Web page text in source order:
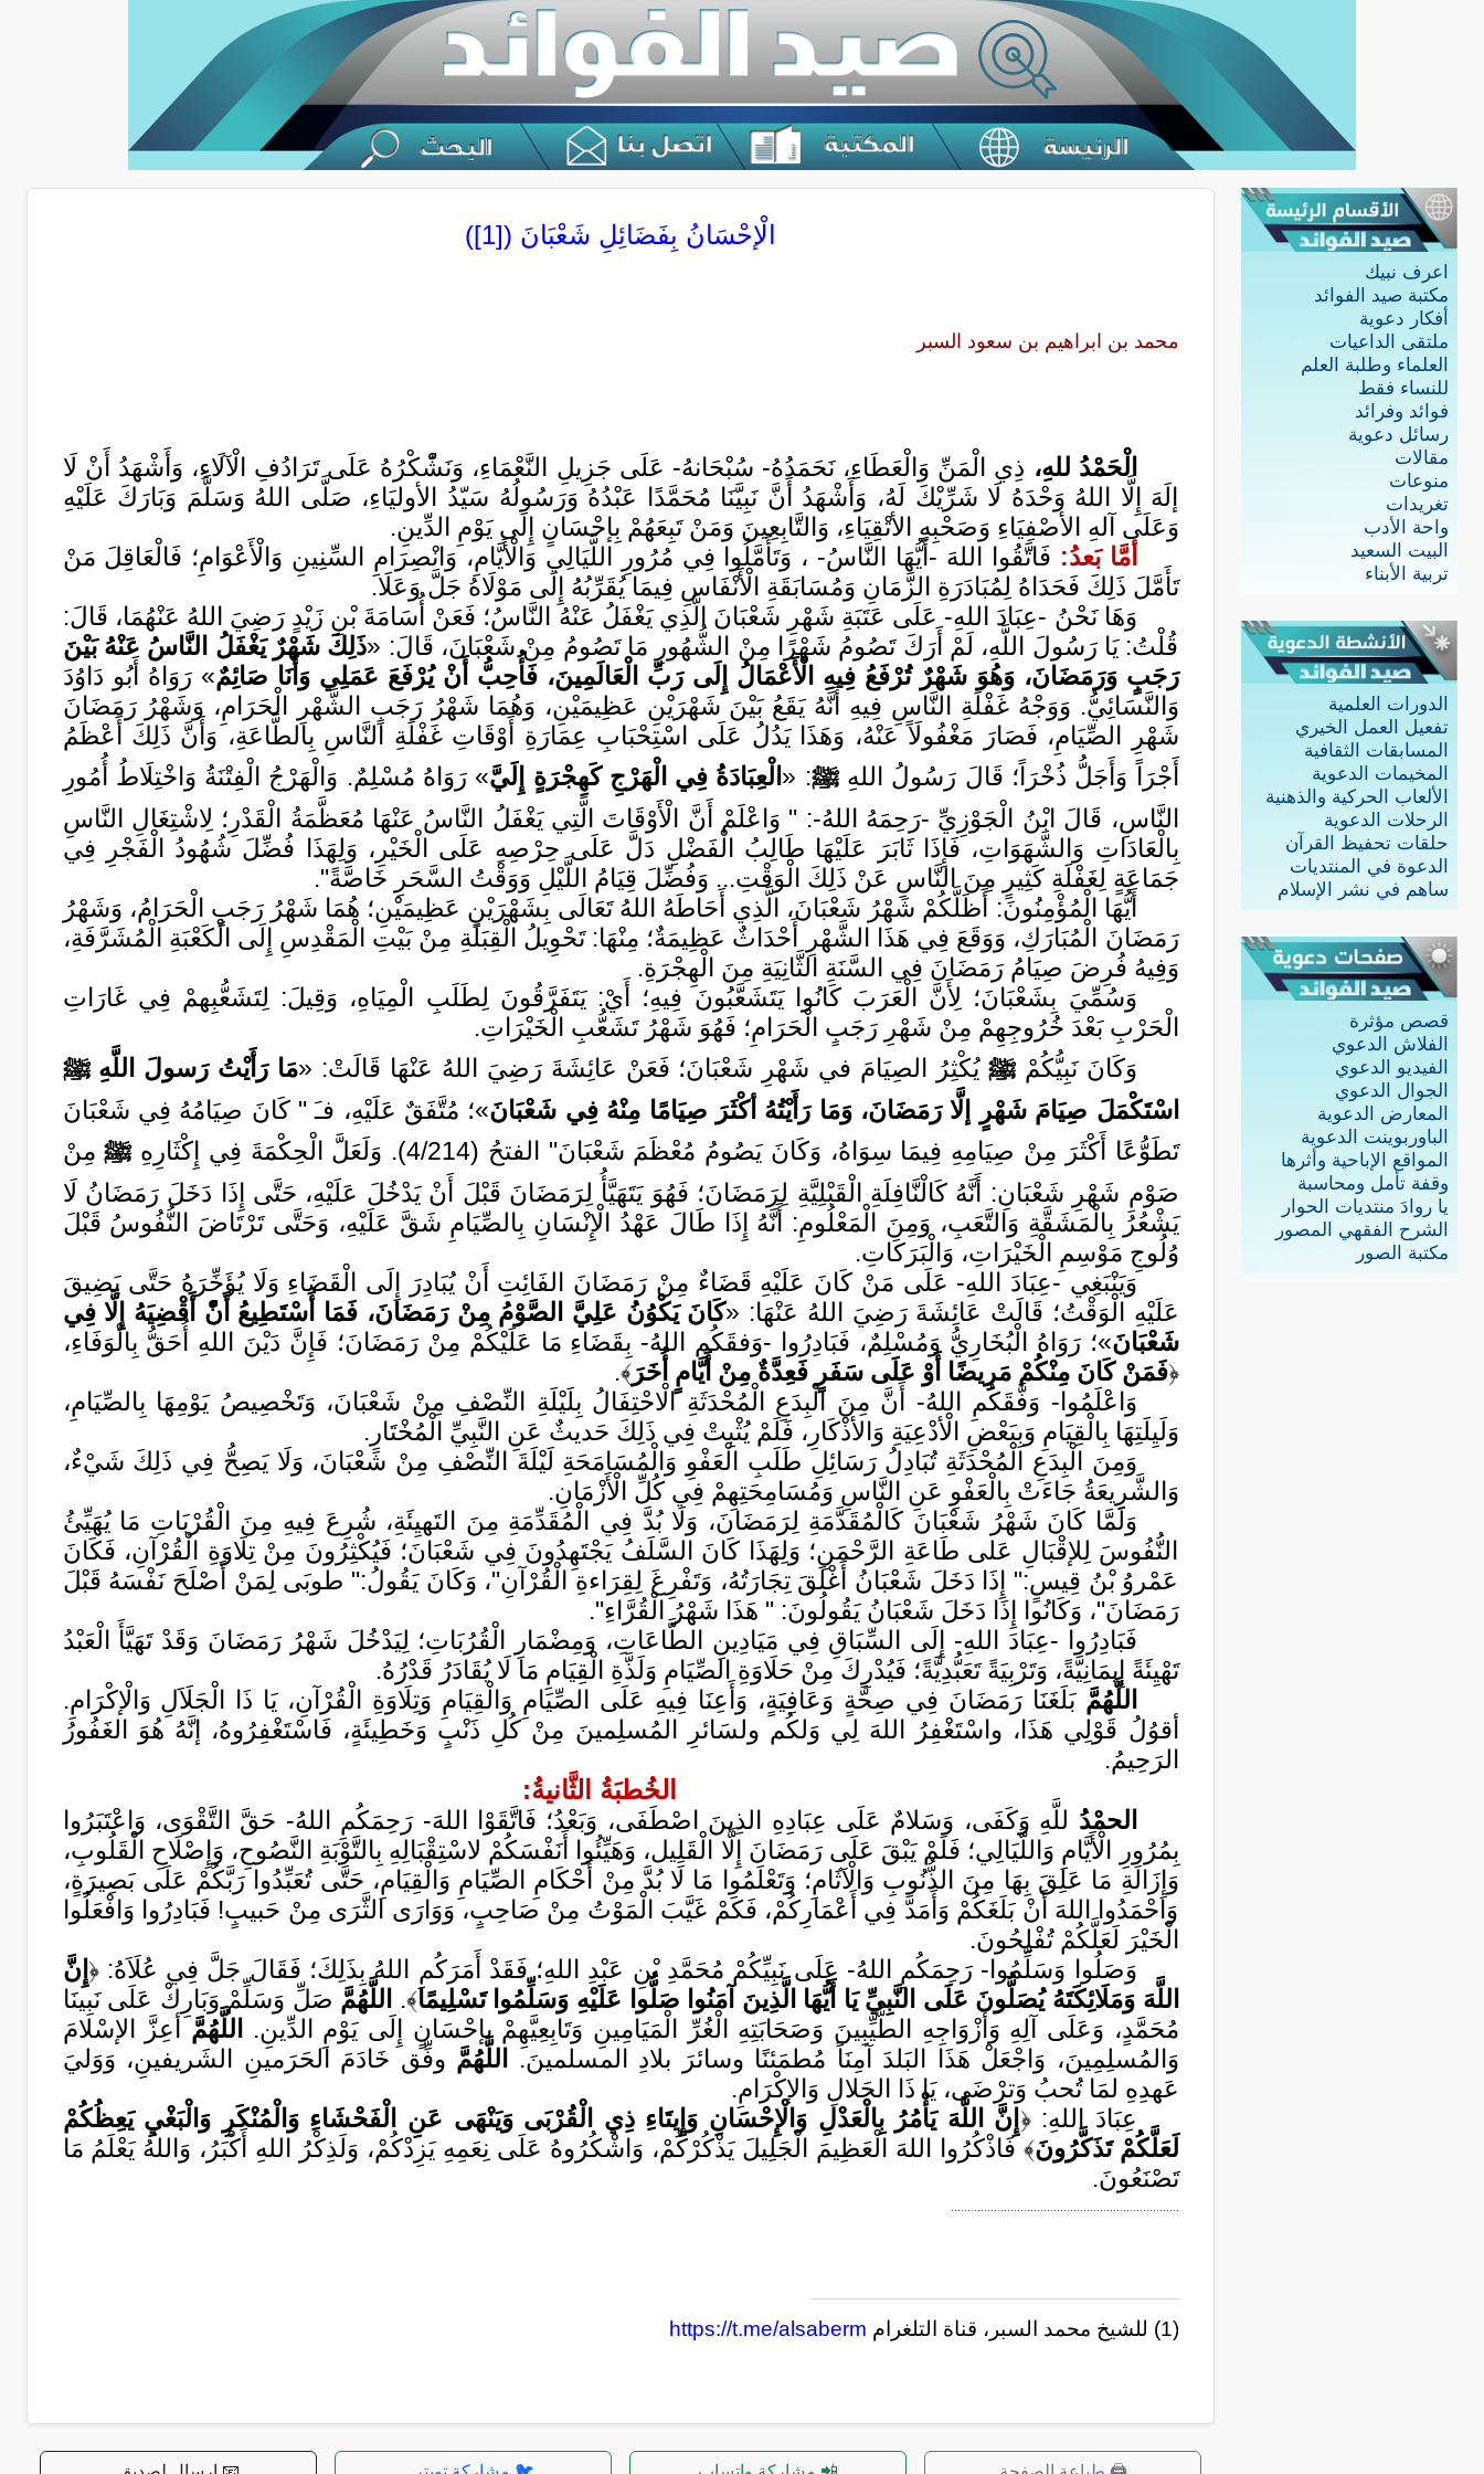
اعرف نبيك
مكتبة صيد الفوائد
أفكار دعوية
ملتقى الداعيات
العلماء وطلبة العلم
للنساء فقط
فوائد وفرائد
رسائل دعوية
مقالات
منوعات
تغريدات
واحة الأدب
البيت السعيد
تربية الأبناء
الدورات العلمية
تفعيل العمل الخيري
المسابقات الثقافية
المخيمات الدعوية
الألعاب الحركية والذهنية
الرحلات الدعوية
حلقات تحفيظ القرآن
الدعوة في المنتديات
ساهم في نشر الإسلام
قصص مؤثرة
الفلاش الدعوي
الفيديو الدعوي
الجوال الدعوي
المعارض الدعوية
الباوربوينت الدعوية
المواقع الإباحية وأثرها
وقفة تأمل ومحاسبة
يا روادَ منتديات الحوار
الشرح الفقهي المصور
مكتبة الصور
الْإحْسَانُ بِفَضَائِلِ شَعْبَانَ ([1])
محمد بن ابراهيم بن سعود السبر
الْحَمْدُ للهِ، ذِي الْمَنِّ وَالْعَطَاءِ، نَحَمَدُهُ- سُبْحَانهُ- عَلَى جَزِيلِ النَّعْمَاءِ، وَنَشّْكْرُهُ عَلَى تَرَادُفِ الْآلَاءِ، وَأَشْهَدُ أَنْ لَا
إلَهَ إِلَّا اللهُ وَحْدَهُ لَا شَرِّيْكَ لَهُ، وَأَشْهَدُ أَنَّ نَبِيَّنَا مُحَمَّدًا عَبْدُهُ وَرَسُولُهُ سَيّدُ الأوليَاءِ، صَلَّى اللهُ وَسَلَّمَ وَبَارَكَ عَلَيْهِ
وَعَلَى آلهِ الأصْفِيَاءِ وَصَحْبِهِ الأتْقِيَاءِ، وَالتَّابِعِينَ وَمَنْ تَبِعَهُمْ بِإحْسَانٍ إِلَى يَوْمِ الدِّينِ.
أمَّا بَعدُ: فَاتَّقُوا اللهَ -أَيُّهَا النَّاسُ- ، وَتَأَمَّلُوا فِي مُرُورِ اللَّيَالِي وَالْأَيَّامِ، وَانْصِرَامِ السِّنِينِ وَالْأَعْوَامِ؛ فَالْعَاقِلَ مَنْ
تَأَمَّلَ ذَلِكَ فَحَدَاهُ لِمُبَادَرَةِ الزَّمَانِ وَمُسَابَقَةِ الْأَنْفَاسِ فِيمَا يُقَرِّبُهُ إِلَى مَوْلَاهُ جَلَّ وَعَلَا.
وَهَا نَحْنُ -عِبَادَ اللهِ- عَلَى عَتَبَةِ شَهْرِ شَعْبَانَ الَّذِي يَغْفَلُ عَنْهُ النَّاسُ؛ فَعَنْ أُسَامَةَ بْنِ زَيْدٍ رَضِيَ اللهُ عَنْهُمَا، قَالَ:
قُلْتُ: يَا رَسُولَ اللَّهِ، لَمْ أَرَكَ تَصُومُ شَهْرًا مِنْ الشُّهُورِ مَا تَصُومُ مِنْ شَعْبَانَ، قَالَ: «ذَلِكَ شَهْرٌ يَغْفَلُ النَّاسُ عَنْهُ بَيْنَ
رَجَبٍ وَرَمَضَانَ، وَهُوَ شَهْرٌ تُرْفَعُ فِيهِ الْأَعْمَالُ إِلَى رَبِّ الْعَالَمِينَ، فَأُحِبُّ أَنْ يُرْفَعَ عَمَلِي وَأَنَا صَائِمٌ» رَوَاهُ أَبُو دَاوُدَ
وَالنَّسَائِيُّ. وَوَجْهُ غَفْلَةِ النَّاسِ فِيهِ أَنَّهُ يَقَعُ بَيْنَ شَهْرَيْنِ عَظِيمَيْنِ، وَهُمَا شَهْرُ رَجَبٍ الشَّهْرِ الْحَرَامِ، وَشَهْرُ رَمَضَانَ
شَهْرِ الصِّيَامِ، فَصَارَ مَغْفُولَاً عَنْهُ، وَهَذَا يَدُلُ عَلَى اسْتِحْبَابِ عِمَارَةِ أَوْقَاتِ غَفْلَةِ النَّاسِ بِالطَّاعَةِ، وَأَنَّ ذَلِكَ أَعْظَمُ
أَجْرَاً وَأَجَلُّ ذُخْرَاً؛ قَالَ رَسُولُ اللهِﷺ: « الْعِبَادَةُ فِي الْهَرْجِ كَهِجْرَةٍ إِلَيَّ» رَوَاهُ مُسْلِمٌ. وَالْهَرْجُ الْفِتْنَةُ وَاخْتِلَاطُ أُمُورِ
النَّاسِ، قَالَ ابْنُ الْجَوْزِيِّ -رَحِمَهُ اللهُ-: " وَاعْلَمْ أَنَّ الْأَوْقَاتَ الَّتِي يَغْفَلُ النَّاسُ عَنْهَا مُعَظَّمَةُ الْقَدْرِ؛ لِاشْتِغَالِ النَّاسِ
بِالْعَادَاتِ وَالشَّهَوَاتِ، فَإِذَا ثَابَرَ عَلَيْهَا طَالِبُ الْفَضْلِ دَلَّ عَلَى حِرْصِهِ عَلَى الْخَيْرِ، وَلِهَذَا فُضِّلَ شُهُودُ الْفَجْرِ فِي
جَمَاعَةٍ لِغَفْلَةِ كَثِيرٍ مِنَ النَّاسِ عَنْ ذَلِكَ الْوَقْتِ... وَفُضِّلَ قِيَامُ اللَّيْلِ وَوَقْتُ السَّحَرِ خَاصَّةً".
أَيُّهَا الْمُؤْمِنُونَ: أَظَلَّكُمْ شَهْرُ شَعْبَانَ، الَّذِي أَحَاطَهُ اللهُ تَعَالَى بِشَهْرَيْنِ عَظِيمَيْنِ؛ هُمَا شَهْرُ رَجَبٍ الْحَرَامُ، وَشَهْرُ
رَمَضَانَ الْمُبَارَكِ، وَوَقَعَ فِي هَذَا الشَّهْرِ أَحْدَاثٌ عَظِيمَةٌ؛ مِنْهَا: تَحْوِيلُ الْقِبَلَةِ مِنْ بَيْتِ الْمَقْدِسِ إِلَى الْكَعْبَةِ الْمُشَرَّفَةِ،
وَفِيهُ فُرِضَ صِيَامُ رَمَضَانَ فِي السَّنَةِ الثَّانِيَةِ مِنَ الْهِجْرَةِ.
وَسُمِّيَ بِشَعْبَانَ؛ لِأَنَّ الْعَرَبَ كَانُوا يَتَشَعَّبُونَ فِيهِ؛ أَيْ: يَتَفَرَّقُونَ لِطَلَبِ الْمِيَاهِ، وَقِيلَ: لِتَشَعُّبِهمْ فِي غَارَاتِ
الْحَرْبِ بَعْدَ خُرُوجِهِمْ مِنْ شَهْرِ رَجَبٍ الْحَرَامِ؛ فَهُوَ شَهْرُ تَشَعُّبِ الْخَيْرَاتِ.
وَكَانَ نَبِيُّكُمْﷺ يُكْثِرُ الصِيَامَ في شَهْرِ شَعْبَانَ؛ فَعَنْ عَائِشَةَ رَضِيَ اللهُ عَنْهَا قَالَتْ: «مَا رَأَيْتُ رَسولَ اللَّهِ ﷺ
اسْتَكْمَلَ صِيَامَ شَهْرٍ إلَّا رَمَضَانَ، وَمَا رَأَيْتُهُ أكْثَرَ صِيَامًا مِنْهُ فِي شَعْبَانَ»؛ مُتَّفَقٌ عَلَيْهِ، فـَ " كَانَ صِيَامُهُ فِي شَعْبَانَ
تَطَوُّعًا أَكْثَرَ مِنْ صِيَامِهِ فِيمَا سِوَاهُ، وَكَانَ يَصُومُ مُعْظَمَ شَعْبَانَ" الفتحُ (4/214). وَلَعَلَّ الْحِكْمَةَ فِي إِكْثَارِهِ
ﷺمِنْ
صَوْمِ شَهْرِ شَعْبَانِ: أَنَّهُ كَالْنَّافِلَةِ الْقَبْلِيَّةِ لِرَمَضَانَ؛ فَهُوَ يَتَهَيَّأُ لِرَمَضَانَ قَبْلَ أَنْ يَدْخُلَ عَلَيْهِ، حَتَّى إِذَا دَخَلَ رَمَضَانُ لَا
يَشْعُرُ بِالْمَشَقَّةِ وَالتَّعَبِ، وَمِنَ الْمَعْلُومِ: أَنَّهُ إِذَا طَالَ عَهْدُ الْإِنْسَانِ بِالصِّيَامِ شَقَّ عَلَيْهِ، وَحَتَّى تَرْتَاضَ النُّفُوسُ قَبْلَ
وُلُوجِ مَوْسِمِ الْخَيْرَاتِ، وَالْبَرَكَاتِ.
وَيَنْبَغِي -عِبَادَ اللهِ- عَلَى مَنْ كَانَ عَلَيْهِ قَضَاءٌ مِنْ رَمَضَانَ الفَائِتِ أَنْ يُبَادِرَ إِلَى الْقَضَاءِ وَلَا يُؤَخِّرَهُ حَتَّى يَضِيقَ
عَلَيْهِ الْوَقْتُ؛ قَالَتْ عَائِشَةَ رَضِيَ اللهُ عَنْهَا: «كَانَ يَكْوُنُ عَلِيَّ الصَّوْمُ مِنْ رَمَضَانَ، فَمَا أَسْتَطِيعُ أَنّْ أَقْضِيَهُ إِلَّا فِي
شَعْبَانَ»؛ رَوَاهُ الْبُخَارِيُّ وَمُسْلِمٌ، فَبَادِرُوا -وَفقَكُم اللهُ- بِقَضَاءِ مَا عَلَيْكُمْ مِنْ رَمَضَانَ؛ فَإِنَّ دَيْنَ اللهِ أُحَقُّ بِالْوَفَاءِ،
﴿فَمَنْ كَانَ مِنْكُمْ مَرِيضًا أَوْ عَلَى سَفَرٍ فَعِدَّةٌ مِنْ أَيَّامٍ أُخَرَ﴾.
وَاعْلَمُوا- وَفَّقَكُمِ اللهُ- أَنَّ مِنَ الْبِدَعِ الْمُحْدَثَةِ الْاحْتِفَالُ بِلَيْلَةِ النِّصْفِ مِنْ شَعْبَانَ، وَتَخْصِيصُ يَوْمِهَا بِالصِّيَامِ،
وَلَيِلَتِهَا بِالْقِيَامِ وَبِبَعْضِ الْأدْعِيَةِ وَالأذْكَارِ، فَلَمْ يُثْبِتْ فِي ذَلِكَ حَديثٌ عَنِ النَّبِيِّ الْمُخْتَارِ.
وَمِنَ الْبِدَعِ الْمُحْدَثَةِ تُبَادِلُ رَسَائِلِ طَلَبِ الْعَفْوِ وَالْمُسَامَحَةِ لَيْلَةَ النِّصْفِ مِنْ شَعْبَانَ، وَلَا يَصِحُّ فِي ذَلِكَ شَيْءٌ،
وَالشَّرِيعَةُ جَاءَتْ بِالْعَفْوِ عَنِ النَّاسِ وَمُسَامِحَتِهِمْ فِي كُلِّ الْأَزْمَانِ.
وَلَمَّا كَانَ شَهْرُ شَعْبَانَ كَالْمُقَدَّمَةِ لِرَمَضَانَ، وَلَا بُدَّ فِي الْمُقَدِّمَةِ مِنَ التَهيِئَةِ، شُرِعَ فِيهِ مِنَ الْقُرْبَاتِ مَا يُهَيِّئُ
النُّفُوسَ لِلإقْبَالِ عَلى طَاعَةِ الرَّحْمَنِ؛ وَلِهَذَا كَانَ السَّلَفُ يَجْتَهِدُونَ فِي شَعْبَانَ؛ فَيُكْثِرُونَ مِنْ تِلَاوَةِ الْقُرْآنِ، فَكَانَ
عَمْروُ بْنُ قِيسٍ:" إِذَا دَخَلَ شَعْبَانُ أَغْلَقَ تِجَارَتُهُ، وَتَفْرِغَ لِقِرَاءةِ الْقُرْآنِ"، وَكَانَ يَقُولُ:" طوبَى لِمَنْ أَصْلَحَ نَفْسَهُ قَبْلَ
رَمَضَانَ"، وَكَانُوا إِذَا دَخَلَ شَعْبَانُ يَقُولُونَ: " هَذَا شَهْرُ الْقُرَّاءِ".
فَبَادِرُوا -عِبَادَ اللهِ- إِلَى السِّبَاقِ فِي مَيَادِينِ الطَّاعَاتِ، وَمِضْمَارِ الْقُرُبَاتِ؛ لِيَدْخُلَ شَهْرُ رَمَضَانَ وَقَدْ تَهَيَّأَ الْعَبْدُ
تَهْيِئَةً إِيمَانِيَّةً، وَتَرْبِيَةً تَعَبُّدِيَّةً؛ فَيُدْرِكَ مِنْ حَلَاوَةِ الصِّيَامِ وَلَذَّةِ الْقِيَامِ مَا لَا يُقَادَرُ قَدْرُهُ.
اللَّهُمَّ بَلَغَنَا رَمَضَانَ فِي صِحَّةٍ وَعَافِيَةٍ، وَأَعِنَا فِيهِ عَلَى الصِّيَامِ وَالْقِيَامِ وَتِلَاوَةِ الْقُرْآنِ، يَا ذَا الْجَلَاَلِ وَالْإكْرَامِ.
أقوُلُ قَوْلِي هَذَا، واسْتَغْفِرُ اللهَ لِي وَلكُم ولسَائرِ المُسلِمينَ مِنْ كُلِ ذَنْبٍ وَخَطِيئَةٍ، فَاسْتَغْفِرُوهُ، إنَّهُ هُوَ الغَفُورُ
الرَحِيمُ.
الخُطبَةُ الثَّانيةُ:
الحمْدُ للَّهِ وَكَفَى، وَسَلامٌ عَلَى عِبَادِهِ الذِينَ اصْطَفَى، وَبَعْدُ؛ فَاتَّقَوْا اللهَ- رَحِمَكُمِ اللهُ- حَقَّ التَّقْوَى، وَاعْتَبَرُوا
بِمُرُورِ الْأَيَّامِ وَاللَّيَالِي؛ فَلَمْ يَبْقَ عَلَى رَمَضَانَ إِلَّا الْقَلِيل، وَهَيِّئُوا أَنَفْسَكُمْ لاسْتِقْبَالِهِ بِالتَّوْبَةِ النَّصُوحِ، وَإِصْلَاحِ الْقَلُوبِ،
وَإِزَالَةِ مَا عَلِقَ بِهَا مِنَ الذُّنُوبِ وَالْآثَامِ؛ وَتَعْلَمُوا مَا لَا بُدَّ مِنْ أَحْكَامِ الصِّيَامِ وَالْقِيَامِ، حَتَّى تُعَبِّدُوا رَبَّكُمْ عَلَى بَصِيرَةٍ،
وَاحْمَدُوا اللهَ أَنْ بَلَغَكُمْ وَأَمَدَّ فِي أَعْمَارِكُمْ، فَكَمْ غَيَّبَ الْمَوْتُ مِنْ صَاحِبٍ، وَوَارَى الثَّرَى مِنْ حَبيبٍ! فَبَادِرُوا وَافْعَلُوا
الْخَيْرَ لَعَلَّكُمْ تُفْلِحُونَ.
وَصَلُوا وَسَلِّمُوا- رَحِمَكُمِ اللهُ- عَلَى نَبِيِّكُمْ مُحَمَّدِ بْنِ عَبْدِ اللهِ؛ فَقَدْ أَمَرَكُمِ اللهُ بِذَلِكَ؛ فَقَالَ جَلَّ فِي عُلَاَهُ: ﴿ إِنَّ
اللَّهَ وَمَلَائِكَتَهُ يُصَلُّونَ عَلَى النَّبِيِّ يَا أَيُّهَا الَّذِينَ آمَنُوا صَلُّوا عَلَيْهِ وَسَلِّمُوا تَسْلِيمًا﴾. اللَّهُمَّ صَلِّ وَسَلِّمْ وَبَارِكْ عَلَى نَبِينَا
مُحَمَّدٍ، وَعَلَى آلِهِ وَأَزْوَاجِهِ الطَّيِّبِينَ وَصَحَابَتِهِ الْغُرِّ الْمَيَامِينِ وَتَابِعِيَّهِمْ بِإحْسَانٍ إِلَى يَوْمِ الدِّينِ.
اللَّهُمَّ أعِزَّ الإسْلامَ
وَالمُسلِمِينَ، وَاجْعَلْ هَذَا البَلدَ آمِنَاً مُطمَئنًا وسائرَ بلادِ المسلمينَ. اللَّهُمَّ وفِّق خَادَمَ الحَرَمينِ الشَريفينِ، وَوَليَ
عَهدِهِ لمَا تُحبُ وَترْضَى، يَا ذَا الجَلالِ وَالإكْرَامِ.
عِبَادَ اللهِ: ﴿ إِنَّ اللَّهَ يَأْمُرُ بِالْعَدْلِ وَالْإِحْسَانِ وَإِيتَاءِ ذِي الْقُرْبَى وَيَنْهَى عَنِ الْفَحْشَاءِ وَالْمُنْكَرِ وَالْبَغْيِ يَعِظُكُمْ
لَعَلَّكُمْ تَذَكَّرُونَ﴾ فَاذْكُرُوا اللهَ الْعَظِيمَ الْجَلِيلَ يَذْكُرْكُمْ، وَاشْكُرُوهُ عَلَى نِعَمِهِ يَزِدْكُمْ، وَلَذِكْرُ اللهِ أَكْبَرُ، وَاللهُ يَعْلَمُ مَا
تَصْنَعُونَ.
(1) للشيخ محمد السبر، قناة التلغرام https://t.me/alsaberm